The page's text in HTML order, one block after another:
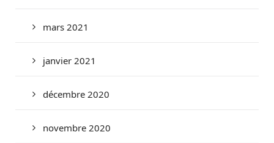
mars 2021
janvier 2021
décembre 2020
novembre 2020